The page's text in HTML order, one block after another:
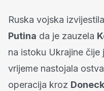
Ruska vojska
Putina da je zauzela
na istoku Ukrajine
vrijeme nastojala
operacija kroz